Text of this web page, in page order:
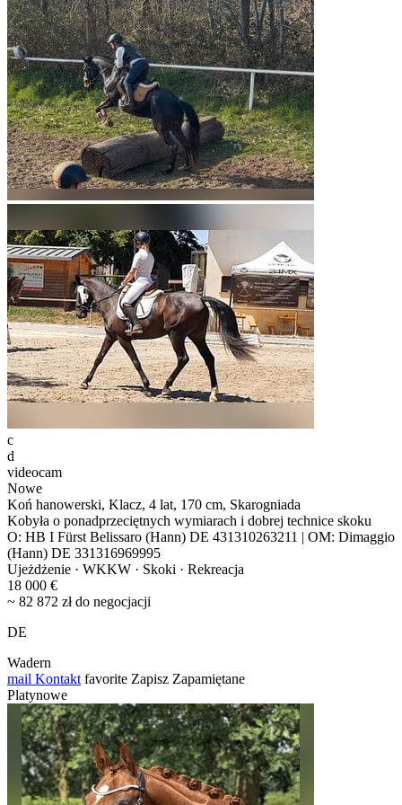
c
d
videocam
Nowe
Koń hanowerski, Klacz, 4 lat, 170 cm, Skarogniada
Kobyła o ponadprzeciętnych wymiarach i dobrej technice skoku
O: HB I Fürst Belissaro (Hann) DE 431310263211 | OM: Dimaggio
(Hann) DE 331316969995
Ujeżdżenie · WKKW · Skoki · Rekreacja
18 000 €
~ 82 872 zł do negocjacji
DE
Wadern
mail Kontakt favorite Zapisz Zapamiętane
Platynowe